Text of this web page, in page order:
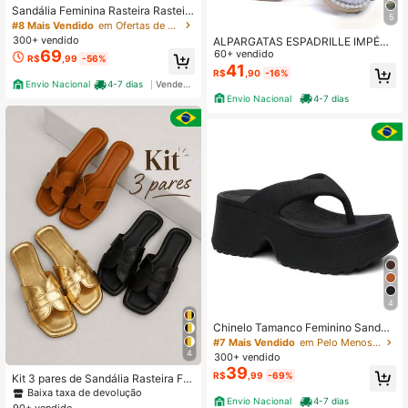
Sandália Feminina Rasteira Rasteiri
nha Casual Detalhe Ouro Elegante
Confortável Moda Blogueira
#8 Mais Vendido
em Ofertas de novos produtos Sandálias Flat Femini
300+ vendido
R$69,99 -56%
Envio Nacional 4-7 dias
4
Kit 3 pares de Sandália Rasteira Fe
minina Lançamento Confortável
Baixa taxa de devolução
5
ALPARGATAS ESPADRILLE IMPÉRI
O SAPATILHA UNISSEX
60+ vendido
R$41 ,90 -16%
Envio Nacional 4-7 dias
4
Chinelo Tamanco Feminino Sandáli
a Nuvem Plataforma Sola Alta
#7 Mais Vendido
em Pelo Menos 50% De Desconto Tamancos e Sandálias
300+ vendido
R$39,99 -69%
Envio Nacional 4-7 dias